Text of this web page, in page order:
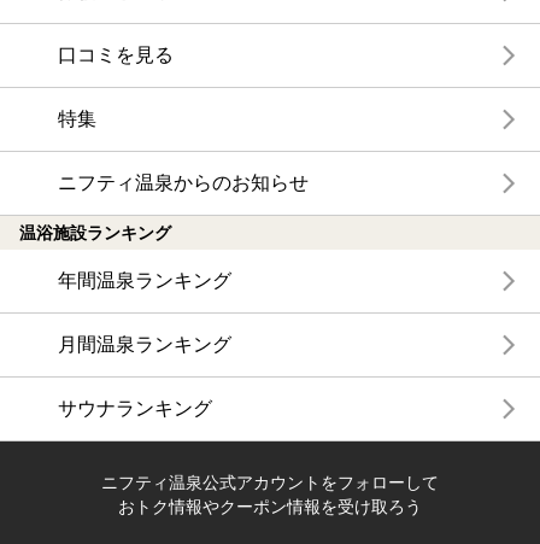
口コミを見る
特集
ニフティ温泉からのお知らせ
温浴施設ランキング
年間温泉ランキング
月間温泉ランキング
サウナランキング
ニフティ温泉公式アカウントをフォローして
おトク情報やクーポン情報を受け取ろう